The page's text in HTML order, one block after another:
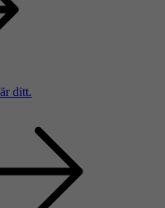
ditt.